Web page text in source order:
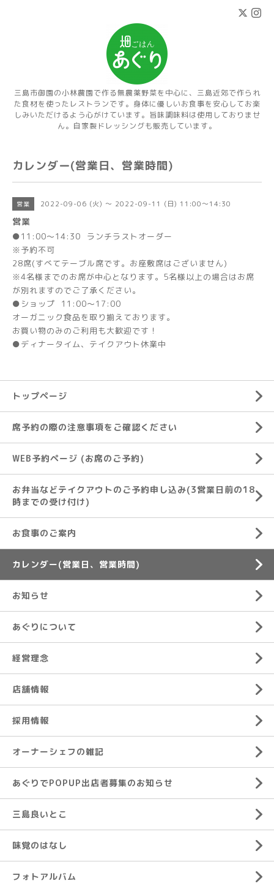
三島市御園の小林農園で作る無農薬野菜を中心に、三島近郊で作られ
た食材を使ったレストランです。身体に優しいお食事を安心してお楽
しみいただけるよう心がけています。旨味調味料は使用しておりませ
ん。自家製ドレッシングも販売しています。
カレンダー(営業日、営業時間)
営業 2022-09-06 (火) ～ 2022-09-11 (日) 11:00～14:30
営業
●11:00～14:30 ランチラストオーダー
※予約不可
28席(すべてテーブル席です。お座敷席はございません)
※4名様までのお席が中心となります。5名様以上の場合はお席
が別れますのでご了承ください。
●ショップ 11:00～17:00
オーガニック食品を取り揃えております。
お買い物のみのご利用も大歓迎です！
●ディナータイム、テイクアウト休業中
トップページ
席予約の際の注意事項をご確認ください
WEB予約ページ (お席のご予約)
お弁当などテイクアウトのご予約申し込み(3営業日前の18
時までの受け付け)
お食事のご案内
カレンダー(営業日、営業時間)
お知らせ
あぐりについて
経営理念
店舗情報
採用情報
オーナーシェフの雑記
あぐりでPOPUP出店者募集のお知らせ
三島良いとこ
味覚のはなし
フォトアルバム